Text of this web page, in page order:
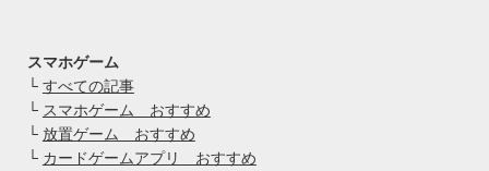
スマホゲーム
└ すべての記事
└ スマホゲーム おすすめ
└ 放置ゲーム おすすめ
└ カードゲームアプリ おすすめ